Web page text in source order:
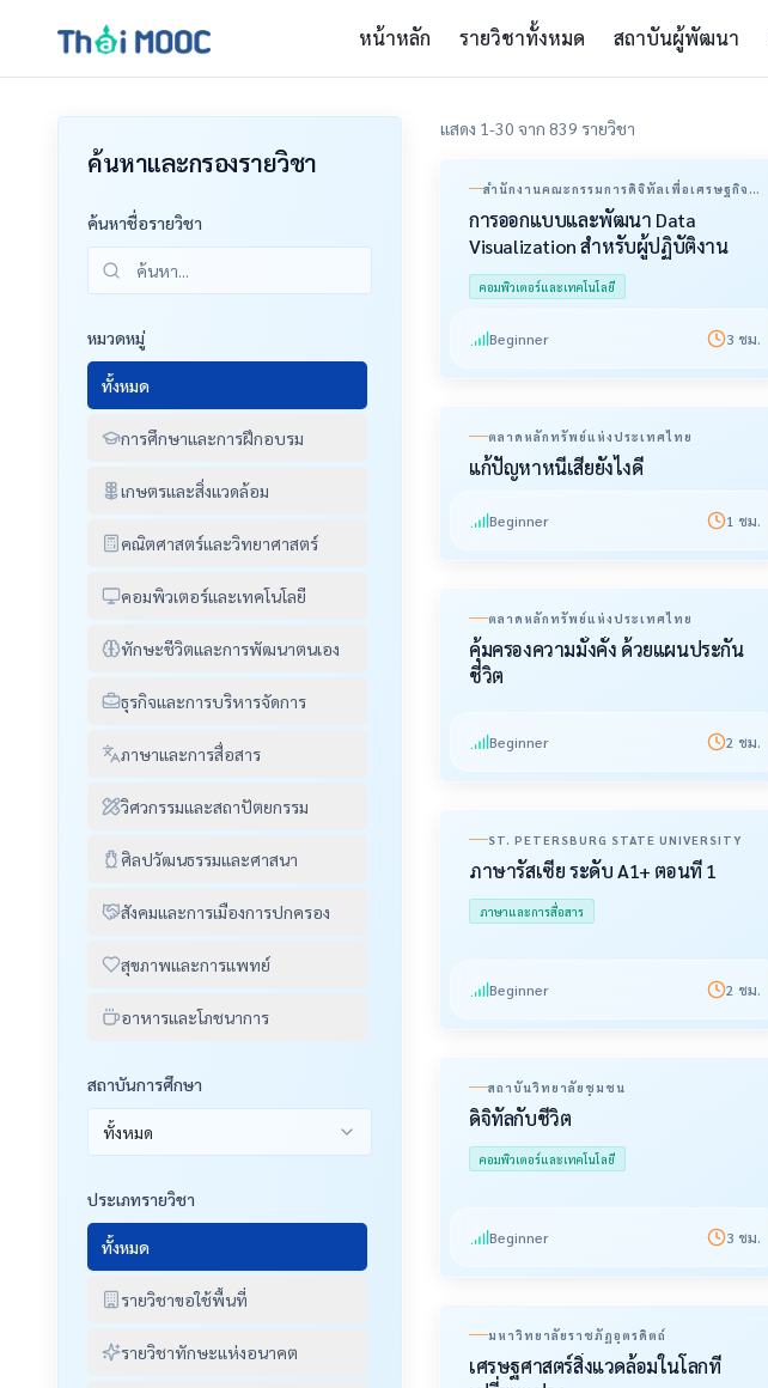
หน้าหลัก รายวิชาทั้งหมด สถาบันผู้พัฒนา
ค้นหาและกรองรายวิชา
ค้นหาชื่อรายวิชา
หมวดหมู่
ทั้งหมด
การศึกษาและการฝึกอบรม
เกษตรและสิ่งแวดล้อม
คณิตศาสตร์และวิทยาศาสตร์
คอมพิวเตอร์และเทคโนโลยี
ทักษะชีวิตและการพัฒนาตนเอง
ธุรกิจและการบริหารจัดการ
ภาษาและการสื่อสาร
วิศวกรรมและสถาปัตยกรรม
ศิลปวัฒนธรรมและศาสนา
สังคมและการเมืองการปกครอง
สุขภาพและการแพทย์
อาหารและโภชนาการ
สถาบันการศึกษา
ทั้งหมด
ประเภทรายวิชา
ทั้งหมด
รายวิชาขอใช้พื้นที่
รายวิชาทักษะแห่งอนาคต
แสดง 1-30 จาก 839 รายวิชา
สำนักงานคณะกรรมการดิจิทัลเพื่อเศรษฐกิจ
การออกแบบและพัฒนา Data
Visualization สำหรับผู้ปฏิบัติงาน
คอมพิวเตอร์และเทคโนโลยี
Beginner 3 ชม.
ตลาดหลักทรัพย์แห่งประเทศไทย
แก้ปัญหาหนี้เสียยังไงดี
Beginner 1 ชม.
ตลาดหลักทรัพย์แห่งประเทศไทย
คุ้มครองความมั่งคั่ง ด้วยแผนประกัน
ชีวิต
Beginner 2 ชม.
ST. PETERSBURG STATE UNIVERSITY
ภาษารัสเซีย ระดับ A1+ ตอนที่ 1
ภาษาและการสื่อสาร
Beginner 2 ชม.
สถาบันวิทยาลัยชุมชน
ดิจิทัลกับชีวิต
คอมพิวเตอร์และเทคโนโลยี
Beginner 3 ชม.
มหาวิทยาลัยราชภัฏอุตรดิตถ์
เศรษฐศาสตร์สิ่งแวดล้อมในโลกที่